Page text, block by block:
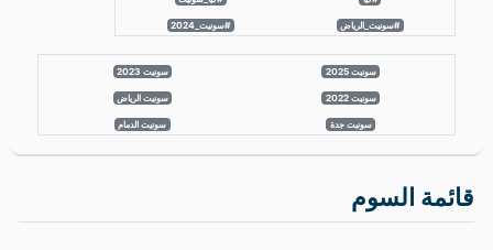
#سونيت_الرياض #سونيت_2024
سونيت 2025 سونيت 2023
سونيت 2022 سونيت الرياض
سونيت جدة سونيت الدمام
قائمة السوم